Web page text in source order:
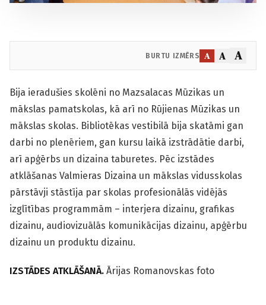
BURTU IZMĒRS A A A
Bija ieradušies skolēni no Mazsalacas Mūzikas un
mākslas pamatskolas, kā arī no Rūjienas Mūzikas un
mākslas skolas. Bibliotēkas vestibilā bija skatāmi gan
darbi no plenēriem, gan kursu laikā izstrādātie darbi,
arī apģērbs un dizaina taburetes. Pēc izstādes
atklāšanas Valmieras Dizaina un mākslas vidusskolas
pārstāvji stāstīja par skolas profesionālās vidējās
izglītības programmām – interjera dizainu, grafikas
dizainu, audiovizuālās komunikācijas dizainu, apģērbu
dizainu un produktu dizainu.
IZSTĀDES ATKLĀŠANĀ. Ārijas Romanovskas foto